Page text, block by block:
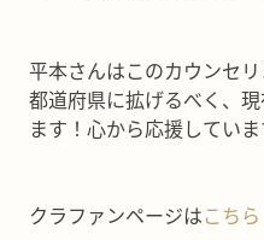
平本さんはこのカウンセ
都道府県に拡げるべく、
ます！心から応援してい
クラファンページはこちら